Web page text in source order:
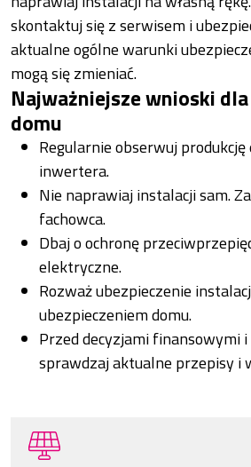
skontaktuj się z serwisem i
aktualne ogólne warunki
mogą się zmieniać.
Najważniejsze wnioski
domu
Regularnie obserwuj
inwertera.
Nie naprawiaj instalacji sam.
fachowca.
Dbaj o ochronę
elektryczne.
Rozważ ubezpieczenie
ubezpieczeniem domu.
Przed decyzjami finansowymi
sprawdzaj aktualne przepisy i